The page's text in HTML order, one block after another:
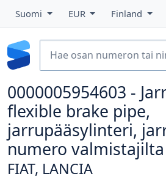
Suomi EUR Finland
0000005954603 -
flexible brake pipe,
jarrupääsylinteri,
numero valmistajilta
FIAT, LANCIA